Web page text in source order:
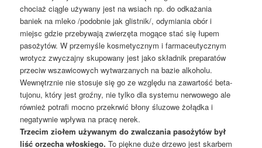
chociaż ciągle używany jest na wsiach np. do odkażania
baniek na mleko /podobnie jak glistnik/, odymiania obór i
miejsc gdzie przebywają zwierzęta mogące stać się łupem
pasożytów. W przemyśle kosmetycznym i farmaceutycznym
wrotycz zwyczajny skupowany jest jako składnik preparatów
przeciw wszawicowych wytwarzanych na bazie alkoholu.
Wewnętrznie nie stosuje się go ze względu na zawartość beta-
tujonu, który jest groźny, nie tylko dla systemu nerwowego ale
również potrafi mocno przekrwić błony śluzowe żołądka i
negatywnie wpływa na pracę nerek.
Trzecim ziołem używanym do zwalczania pasożytów był
liść orzecha włoskiego. To piękne duże drzewo jest skarbem